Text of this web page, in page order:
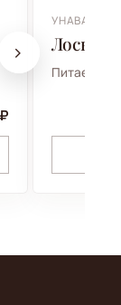
УНАВАТУНА
Лосьон
Питает